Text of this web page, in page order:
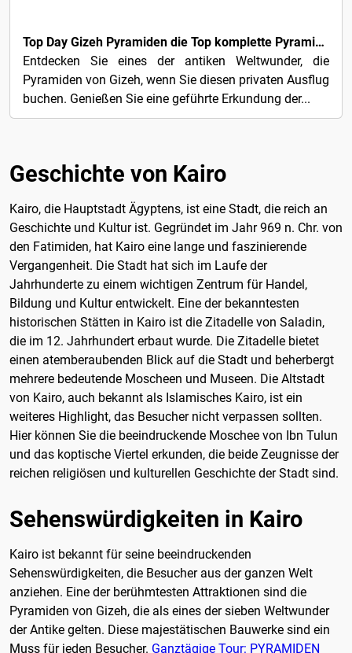
Top Day Gizeh Pyramiden die Top komplette Pyramiden Tour in Kairo
Entdecken Sie eines der antiken Weltwunder, die
Pyramiden von Gizeh, wenn Sie diesen privaten Ausflug
buchen. Genießen Sie eine geführte Erkundung der...
Geschichte von Kairo
Kairo, die Hauptstadt Ägyptens, ist eine Stadt, die reich an
Geschichte und Kultur ist. Gegründet im Jahr 969 n. Chr. von
den Fatimiden, hat Kairo eine lange und faszinierende
Vergangenheit. Die Stadt hat sich im Laufe der
Jahrhunderte zu einem wichtigen Zentrum für Handel,
Bildung und Kultur entwickelt. Eine der bekanntesten
historischen Stätten in Kairo ist die Zitadelle von Saladin,
die im 12. Jahrhundert erbaut wurde. Die Zitadelle bietet
einen atemberaubenden Blick auf die Stadt und beherbergt
mehrere bedeutende Moscheen und Museen. Die Altstadt
von Kairo, auch bekannt als Islamisches Kairo, ist ein
weiteres Highlight, das Besucher nicht verpassen sollten.
Hier können Sie die beeindruckende Moschee von Ibn Tulun
und das koptische Viertel erkunden, die beide Zeugnisse der
reichen religiösen und kulturellen Geschichte der Stadt sind.
Sehenswürdigkeiten in Kairo
Kairo ist bekannt für seine beeindruckenden
Sehenswürdigkeiten, die Besucher aus der ganzen Welt
anziehen. Eine der berühmtesten Attraktionen sind die
Pyramiden von Gizeh, die als eines der sieben Weltwunder
der Antike gelten. Diese majestätischen Bauwerke sind ein
Muss für jeden Besucher. Ganztägige Tour: PYRAMIDEN